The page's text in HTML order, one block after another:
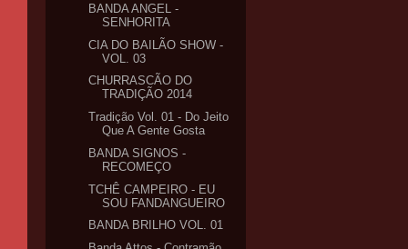
BANDA ANGEL -
SENHORITA
CIA DO BAILÃO SHOW -
VOL. 03
CHURRASCÃO DO
TRADIÇÃO 2014
Tradição Vol. 01 - Do Jeito
Que A Gente Gosta
BANDA SIGNOS -
RECOMEÇO
TCHÊ CAMPEIRO - EU
SOU FANDANGUEIRO
BANDA BRILHO VOL. 01